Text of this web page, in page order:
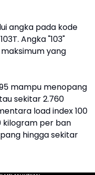
angka pada kode
Angka "103"
yang
mampu menopang
sekitar 2.760
load index 100
kilogram per ban
hingga sekitar